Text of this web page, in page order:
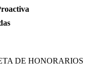
DE HONORARIOS